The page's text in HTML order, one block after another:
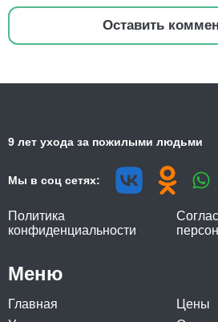
Оставить
9 лет ухода за пожилыми людьми
Мы в соц сетях:
Политика
конфиденциальности
Меню
Главная
Цены